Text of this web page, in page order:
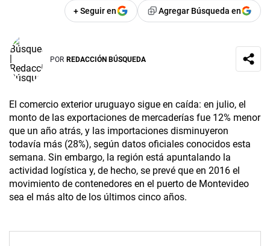
+ Seguir en Agregar Búsqueda en
POR REDACCIÓN BÚSQUEDA
El comercio exterior uruguayo sigue en caída: en julio, el
monto de las exportaciones de mercaderías fue 12% menor
que un año atrás, y las importaciones disminuyeron
todavía más (28%), según datos oficiales conocidos esta
semana. Sin embargo, la región está apuntalando la
actividad logística y, de hecho, se prevé que en 2016 el
movimiento de contenedores en el puerto de Montevideo
sea el más alto de los últimos cinco años.